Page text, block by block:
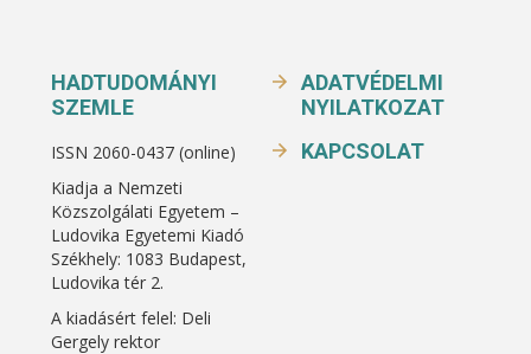
HADTUDOMÁNYI
SZEMLE
ISSN 2060-0437 (online)
Kiadja a Nemzeti
Közszolgálati Egyetem –
Ludovika Egyetemi Kiadó
Székhely: 1083 Budapest,
Ludovika tér 2.
A kiadásért felel: Deli
Gergely rektor
ADATVÉDELMI
NYILATKOZAT
KAPCSOLAT